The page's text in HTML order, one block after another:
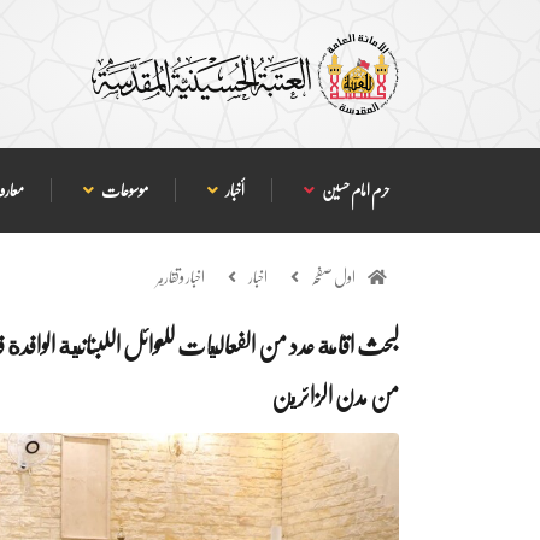
حرم امام حسین أخبار موسوعات
اول صفحہ اخبار اخبار وتقارير
لبحث اقامة عدد من الفعاليات للعوائل اللبنانية
من مدن الزائرين